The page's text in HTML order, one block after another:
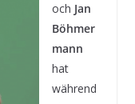
och Jan
Böhmer
mann
hat
während